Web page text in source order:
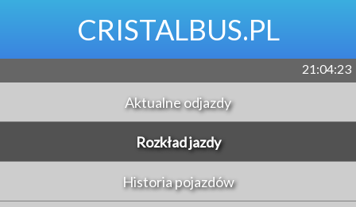
CRISTALBUS.PL
21:04:24
Aktualne odjazdy
Rozkład jazdy
Historia pojazdów